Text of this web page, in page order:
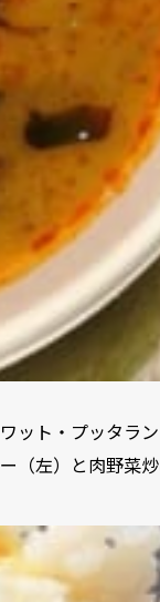
ワット・プッタラ
ー（左）と肉野菜